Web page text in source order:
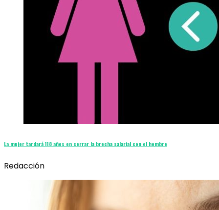
La mujer tardará 118 años en cerrar la brecha salarial con el hombre
Redacción